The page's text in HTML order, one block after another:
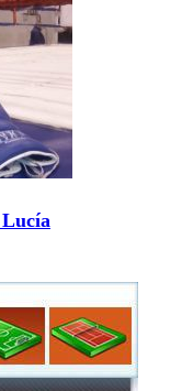
Lucía